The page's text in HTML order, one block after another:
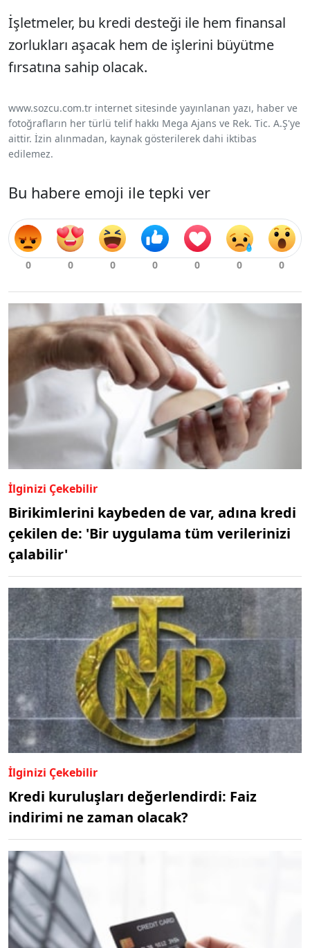
İşletmeler, bu kredi desteği ile hem finansal
zorlukları aşacak hem de işlerini büyütme
fırsatına sahip olacak.
www.sozcu.com.tr internet sitesinde yayınlanan yazı, haber ve
fotoğrafların her türlü telif hakkı Mega Ajans ve Rek. Tic. A.Ş'ye
aittir. İzin alınmadan, kaynak gösterilerek dahi iktibas
edilemez.
Bu habere emoji ile tepki ver
İlginizi Çekebilir
Birikimlerini kaybeden de var, adına kredi
çekilen de: 'Bir uygulama tüm verilerinizi
çalabilir'
İlginizi Çekebilir
Kredi kuruluşları değerlendirdi: Faiz
indirimi ne zaman olacak?